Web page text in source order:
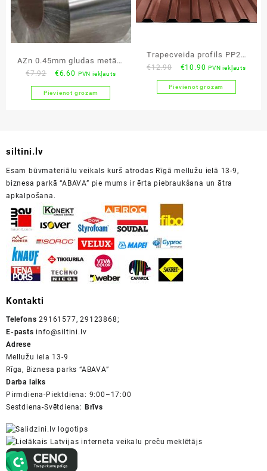
AZn 0.45mm gludas metāla
loksnes
€7.92
Original
price
was:
€6.60 Current
price
is:
PVN iekļauts
Pievienot grozam
Trapecveida profils PP20
PE matt 0.50mm
€12.90
Original
price
was:
€10.90 Current
price
is:
PVN iekļauts
Pievienot grozam
siltini.lv
Esam būvmateriālu veikals kurš atrodas Rīgā mellužu ielā 13-9,
biznesa parkā “ABAVA” pie mums ir ērta piebraukšana un ātra
apkalpošana.
Kontakti
Telefons 29161577, 29123868;
E-pasts info@siltini.lv
Adrese
Mellužu iela 13-9
Rīga, Biznesa parks “ABAVA”
Darba laiks
Pirmdiena-Piektdiena: 9:00–17:00
Sestdiena-Svētdiena: Brīvs